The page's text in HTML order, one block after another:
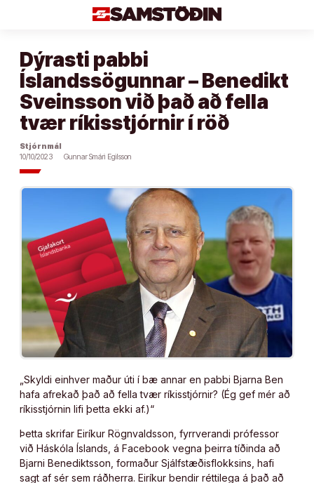
Dýrasti pabbi
Íslandssögunnar – Benedikt
Sveinsson við það að fella
tvær ríkisstjórnir í röð
Stjórnmál
10/10/2023
Gunnar Smári Egilsson
„Skyldi einhver maður úti í bæ annar en pabbi Bjarna Ben
hafa afrekað það að fella tvær ríkisstjórnir? (Ég gef mér að
ríkisstjórnin lifi þetta ekki af.)“
Þetta skrifar Eiríkur Rögnvaldsson, fyrrverandi prófessor
við Háskóla Íslands, á Facebook vegna þeirra tíðinda að
Bjarni Benediktsson, formaður Sjálfstæðisflokksins, hafi
sagt af sér sem ráðherra. Eiríkur bendir réttilega á það að